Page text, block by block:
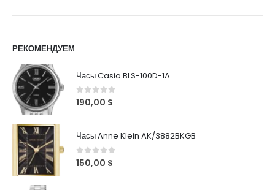
РЕКОМЕНДУЕМ
Часы Casio BLS-100D-1A
0out of 5
190,00 $
Часы Anne Klein AK/3882BKGB
0out of 5
150,00 $